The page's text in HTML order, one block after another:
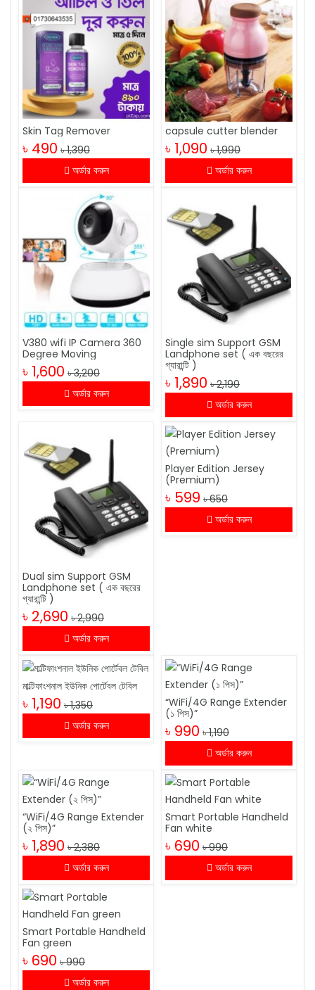
Skin Tag Remover
৳ 490 ৳ 1,390
অর্ডার করুন
capsule cutter blender
৳ 1,090 ৳ 1,990
অর্ডার করুন
V380 wifi IP Camera 360
Degree Moving
৳ 1,600 ৳ 3,200
অর্ডার করুন
Single sim Support GSM
Landphone set ( এক বছরের
গ্যারান্টি )
৳ 1,890 ৳ 2,190
অর্ডার করুন
Dual sim Support GSM
Landphone set ( এক বছরের
গ্যারান্টি )
৳ 2,690 ৳ 2,990
অর্ডার করুন
Player Edition Jersey
(Premium)
৳ 599 ৳ 650
অর্ডার করুন
মাল্টিফাংশনাল ইউনিক পোর্টেবল টেবিল
৳ 1,190 ৳ 1,350
অর্ডার করুন
“WiFi/4G Range Extender
(১ পিস)”
৳ 990 ৳ 1,190
অর্ডার করুন
“WiFi/4G Range Extender
(২ পিস)”
৳ 1,890 ৳ 2,380
অর্ডার করুন
Smart Portable Handheld
Fan white
৳ 690 ৳ 990
অর্ডার করুন
Smart Portable Handheld
Fan green
৳ 690 ৳ 990
অর্ডার করুন